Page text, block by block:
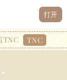
打开
TNC TNC